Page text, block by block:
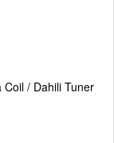
/ Dahili Tuner